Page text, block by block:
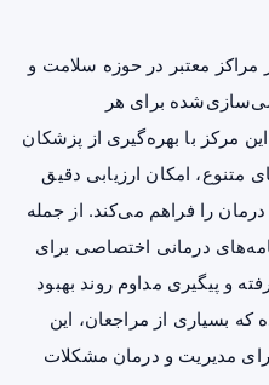
مراکز معتبر در حوزه سلامت و
برای هر
مرکز با بهره‌گیری از پزشکان
امکان ارزیابی دقیق
را فراهم می‌کند. از جمله
درمانی اختصاصی برای
و پیگیری مداوم روند بهبود
بسیاری از مراجعان، این
مدیریت و درمان مشکلات